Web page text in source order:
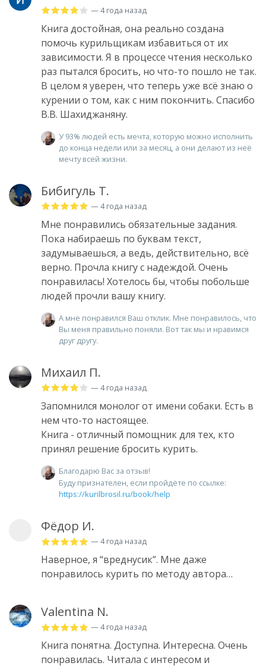
— 4 года назад
Книга достойная, она реально создана
помочь курильщикам избавиться от их
зависимости. Я в процессе чтения несколько
раз пытался бросить, но что-то пошло не так.
В целом я уверен, что теперь уже всё знаю о
курении о том, как с ним покончить. Спасибо
В.В. Шахиджаняну.
У 93% людей есть мечта, которую можно исполнить
до конца недели или за месяц, а они делают из неё
мечту всей жизни.
Бибигуль Т.
— 4 года назад
Мне понравились обязательные задания.
Пока набираешь по буквам текст,
задумываешься, а ведь, действительно, всё
верно. Прочла книгу с надеждой. Очень
понравилась! Хотелось бы, чтобы побольше
людей прочли вашу книгу.
А мне понравился Ваш отклик. Мне понравилось, что
Вы меня правильно поняли. Вот так мы и нравимся
друг другу.
Михаил П.
— 4 года назад
Запомнился монолог от имени собаки. Есть в
нем что-то настоящее.
Книга - отличный помощник для тех, кто
принял решение бросить курить.
Благодарю Вас за отзыв!
Буду признателен, если пройдёте по ссылке:
https://kurilbrosil.ru/book/help
Фёдор И.
— 4 года назад
Наверное, я “вреднусик”. Мне даже
понравилось курить по методу автора…
Valentina N.
— 4 года назад
Книга понятна. Доступна. Интересна. Очень
понравилась. Читала с интересом и